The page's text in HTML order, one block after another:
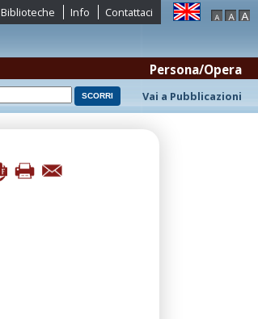
Biblioteche Info Contattaci
Persona/Opera
Vai a Pubblicazioni